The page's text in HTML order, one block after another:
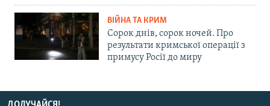
ВІЙНА ТА КРИМ
Сорок днів, сорок ночей. Про
результати кримської операції з
примусу Росії до миру